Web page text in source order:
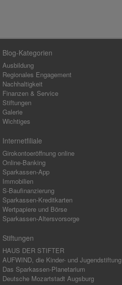
Blog-Kategorien
Ausbildung
Regionales Engagement
Nachhaltigkeit
Finanzen & Service
Stiftungen
Galerie
Wichtiges
Internetfiliale
Girokontoeröffnung online
Online-Banking
Sparkassen-App
Immobilien
S-Baufinanzierung
Sparkassen-Kreditkarten
Wertpapiere und Börse
Sparkassen-Altersvorsorge
Stiftungen
HAUS DER STIFTER
AUFWIND, die Kinder- und Jugendstiftung
Das Sparkassen-Planetarium
Deutsche Mozartstadt Augsburg